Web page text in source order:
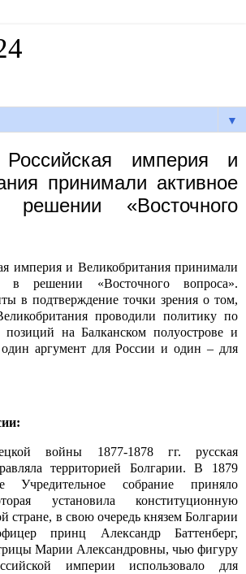
▼
империя и
принимали активное
«Восточного
империя и Великобритания принимали
в решении «Восточного вопроса».
в подтверждение точки зрения о том,
проводили политику по
на Балканском полуострове и
аргумент для России и один – для
войны 1877-1878 гг. русская
территорией Болгарии. В 1879
собрание приняло
установила конституционную
стране, в свою очередь князем Болгарии
принц Александр Баттенберг,
Марии Александровны, чью фигуру
империи использовало для